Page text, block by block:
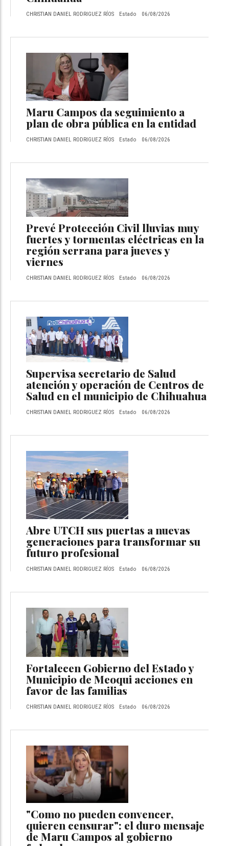
CHRISTIAN DANIEL RODRIGUEZ RÍOS Estado 06/08/2026
Maru Campos da seguimiento a
plan de obra pública en la entidad
CHRISTIAN DANIEL RODRIGUEZ RÍOS Estado 06/08/2026
Prevé Protección Civil lluvias muy
fuertes y tormentas eléctricas en la
región serrana para jueves y
viernes
CHRISTIAN DANIEL RODRIGUEZ RÍOS Estado 06/08/2026
Supervisa secretario de Salud
atención y operación de Centros de
Salud en el municipio de Chihuahua
CHRISTIAN DANIEL RODRIGUEZ RÍOS Estado 06/08/2026
Abre UTCH sus puertas a nuevas
generaciones para transformar su
futuro profesional
CHRISTIAN DANIEL RODRIGUEZ RÍOS Estado 06/08/2026
Fortalecen Gobierno del Estado y
Municipio de Meoqui acciones en
favor de las familias
CHRISTIAN DANIEL RODRIGUEZ RÍOS Estado 06/08/2026
"Como no pueden convencer,
quieren censurar": el duro mensaje
de Maru Campos al gobierno